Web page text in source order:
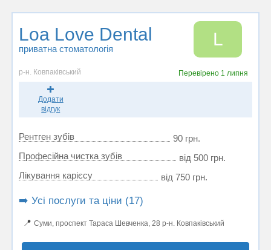
Loa Love Dental
приватна стоматологія L
р-н. Ковпаківський Перевірено 1 липня
Додати
відгук
Рентген зубів
90 грн.
Професійна чистка зубів
від 500 грн.
Лікування карієсу
від 750 грн.
➡️ Усі послуги та ціни (17)
📍 Суми, проспект Тараса Шевченка, 28 р-н. Ковпаківський